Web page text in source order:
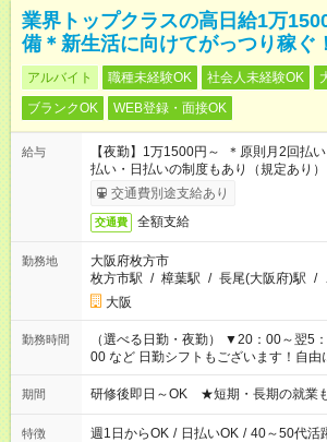
業界トップクラスの高日給1万
備＊新生活に向けてがっつり稼ぐ！
アルバイト 職種未経験OK 社会人未経験OK
ブランクOK
WEB登録・面接OK
給与
【夜勤】1万1500円～ ＊原則月2回払
払い・日払いの制度もあり（規定あり
交通費別途支給あり
交通費 全額支給
勤務地
大阪府枚方市
枚方市駅 / 樟葉駅 / 長尾(大阪府)駅 /
大阪
勤務時間
（選べる日勤・夜勤） ▼20：00～翌5
00 など 日勤シフトもございます！自
期間 研修後即日～OK ★短期・長期の就業
特徴 週1日からOK / 日払いOK / 40～50代活